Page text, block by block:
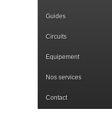
Guides
Circuits
Equipement
Nos services
Contact